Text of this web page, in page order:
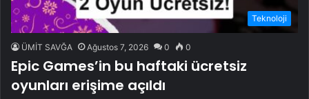
Teknoloji
ÜMİT SAVĞA Ağustos 7, 2026 0 0
Epic Games’in bu haftaki ücretsiz
oyunları erişime açıldı